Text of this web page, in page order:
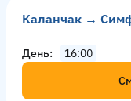
Каланчак →
День
16:00